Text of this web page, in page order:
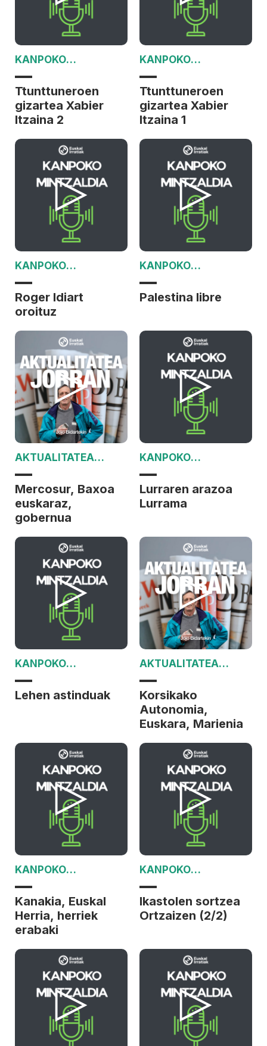
KANPOKO
MINTZALDIA
Ttunttuneroen
gizartea Xabier
Itzaina 2
KANPOKO
MINTZALDIA
Ttunttuneroen
gizartea Xabier
Itzaina 1
KANPOKO
MINTZALDIA
Roger Idiart
oroituz
KANPOKO
MINTZALDIA
Palestina libre
AKTUALITATEA
JORRAN
Mercosur, Baxoa
euskaraz,
gobernua
KANPOKO
MINTZALDIA
Lurraren arazoa
Lurrama
KANPOKO
MINTZALDIA
Lehen astinduak
AKTUALITATEA
JORRAN
Korsikako
Autonomia,
Euskara, Marienia
KANPOKO
MINTZALDIA
Kanakia, Euskal
Herria, herriek
erabaki
KANPOKO
MINTZALDIA
Ikastolen sortzea
Ortzaizen (2/2)